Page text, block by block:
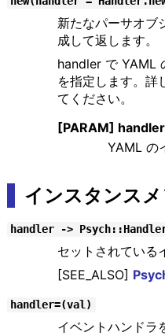
新たなパーサオブ
成して返します。
handler で YAML
を指定します。詳
てください。
[PARAM]
YAML の
インスタンス
handler ->
セットされている
[SEE_ALSO]
handler=(val)
イベントハンドラ